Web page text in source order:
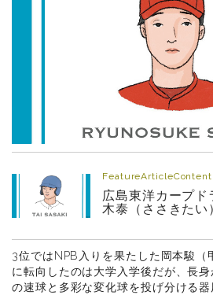
FeatureArticleContent
広島東洋カープ
木泰（ささきたい
3位ではNPB入りを果たした岡本駿（
に転向したのは大学入学後だが、長
の速球と多彩な変化球を投げ分ける